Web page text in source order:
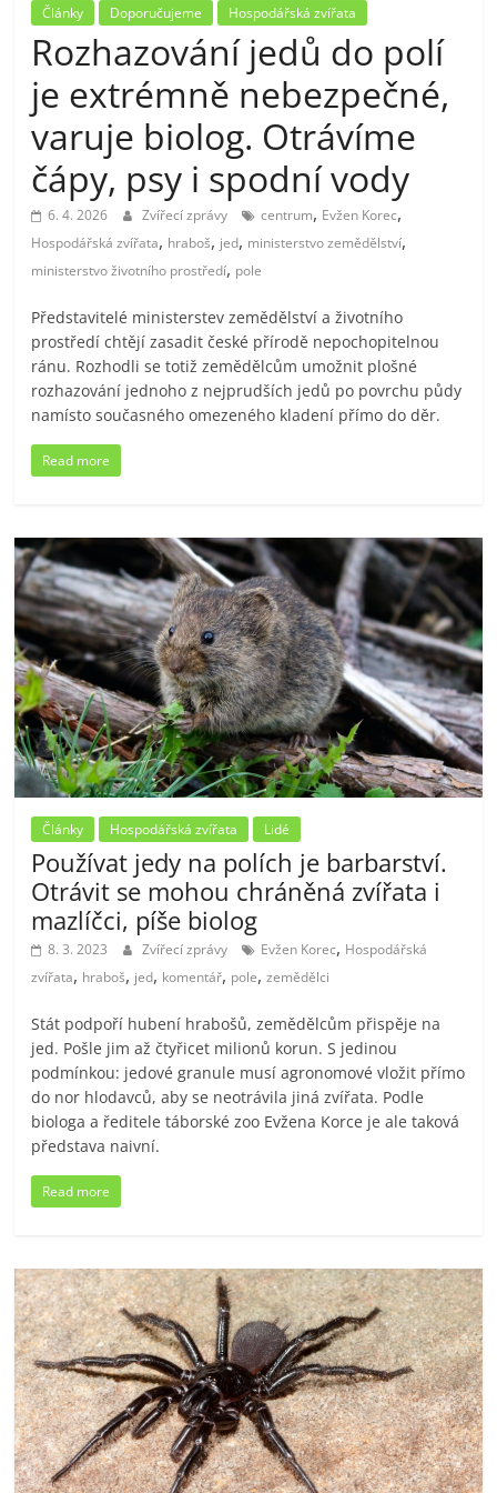
Články Doporučujeme Hospodářská zvířata
Rozhazování jedů do polí
je extrémně nebezpečné,
varuje biolog. Otrávíme
čápy, psy i spodní vody
6. 4. 2026 Zvířecí zprávy centrum, Evžen Korec,
Hospodářská zvířata, hraboš, jed, ministerstvo zemědělství,
ministerstvo životního prostředí, pole
Představitelé ministerstev zemědělství a životního
prostředí chtějí zasadit české přírodě nepochopitelnou
ránu. Rozhodli se totiž zemědělcům umožnit plošné
rozhazování jednoho z nejprudších jedů po povrchu půdy
namísto současného omezeného kladení přímo do děr.
Read more
Články Hospodářská zvířata Lidé
Používat jedy na polích je barbarství.
Otrávit se mohou chráněná zvířata i
mazlíčci, píše biolog
8. 3. 2023 Zvířecí zprávy Evžen Korec, Hospodářská
zvířata, hraboš, jed, komentář, pole,zemědělci
Stát podpoří hubení hrabošů, zemědělcům přispěje na
jed. Pošle jim až čtyřicet milionů korun. S jedinou
podmínkou: jedové granule musí agronomové vložit přímo
do nor hlodavců, aby se neotrávila jiná zvířata. Podle
biologa a ředitele táborské zoo Evžena Korce je ale taková
představa naivní.
Read more